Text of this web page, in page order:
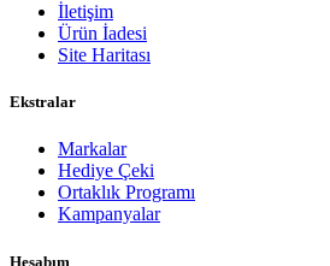
İletişim
Ürün İadesi
Site Haritası
Ekstralar
Markalar
Hediye Çeki
Ortaklık Programı
Kampanyalar
Hesabım